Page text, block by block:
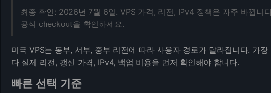
최종 확인: 2026년 7월 6일. VPS 가격, 리전, IPv4 정책은 자주 바뀝니
공식 checkout을 확인하세요.
미국 VPS는 동부, 서부, 중부 리전에 따라 사용자 경로가 달라집니다. 가장
다 실제 리전, 갱신 가격, IPv4, 백업 비용을 먼저 확인해야 합니다.
빠른 선택 기준